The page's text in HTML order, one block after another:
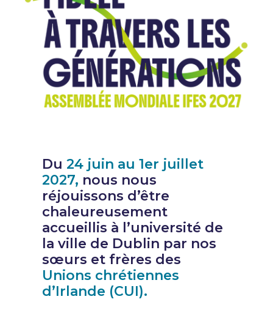
Du24 juin au 1er juillet
2027, nous nous
réjouissons d’être
chaleureusement
accueillis à l’université de
la ville de Dublin par nos
sœurs et frères des
Unions chrétiennes
d’Irlande (CUI).